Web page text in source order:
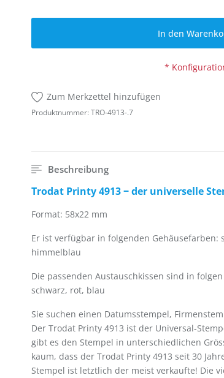
In den
*
Zum Merkzettel hinzufügen
Produktnummer: TRO-4913-.7
Beschreibung
Trodat Printy 4913 ‒ der universelle
Format: 58x22 mm
Er ist verfügbar in folgenden Gehäusefarben:
himmelblau
Die passenden Austauschkissen sind in
schwarz, rot, blau
Sie suchen einen Datumsstempel,
Der Trodat Printy 4913 ist der Universal-
gibt es den Stempel in unterschiedlichen
kaum, dass der Trodat Printy 4913 seit 30
Stempel ist letztlich der meist verkaufte! Die